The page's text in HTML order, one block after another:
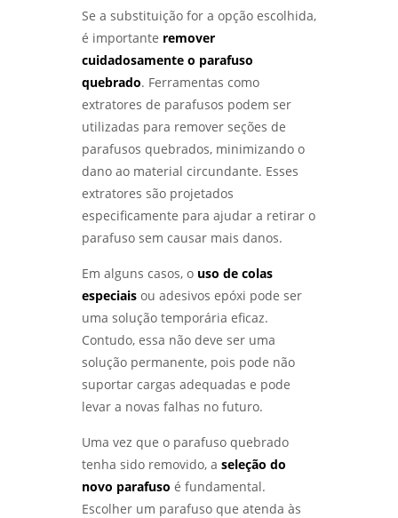
Se a substituição for a opção escolhida,
é importante remover
cuidadosamente o parafuso
quebrado. Ferramentas como
extratores de parafusos podem ser
utilizadas para remover seções de
parafusos quebrados, minimizando o
dano ao material circundante. Esses
extratores são projetados
especificamente para ajudar a retirar o
parafuso sem causar mais danos.
Em alguns casos, o uso de colas
especiaisou adesivos epóxi pode ser
uma solução temporária eficaz.
Contudo, essa não deve ser uma
solução permanente, pois pode não
suportar cargas adequadas e pode
levar a novas falhas no futuro.
Uma vez que o parafuso quebrado
tenha sido removido, a seleção do
novo parafuso é fundamental.
Escolher um parafuso que atenda às